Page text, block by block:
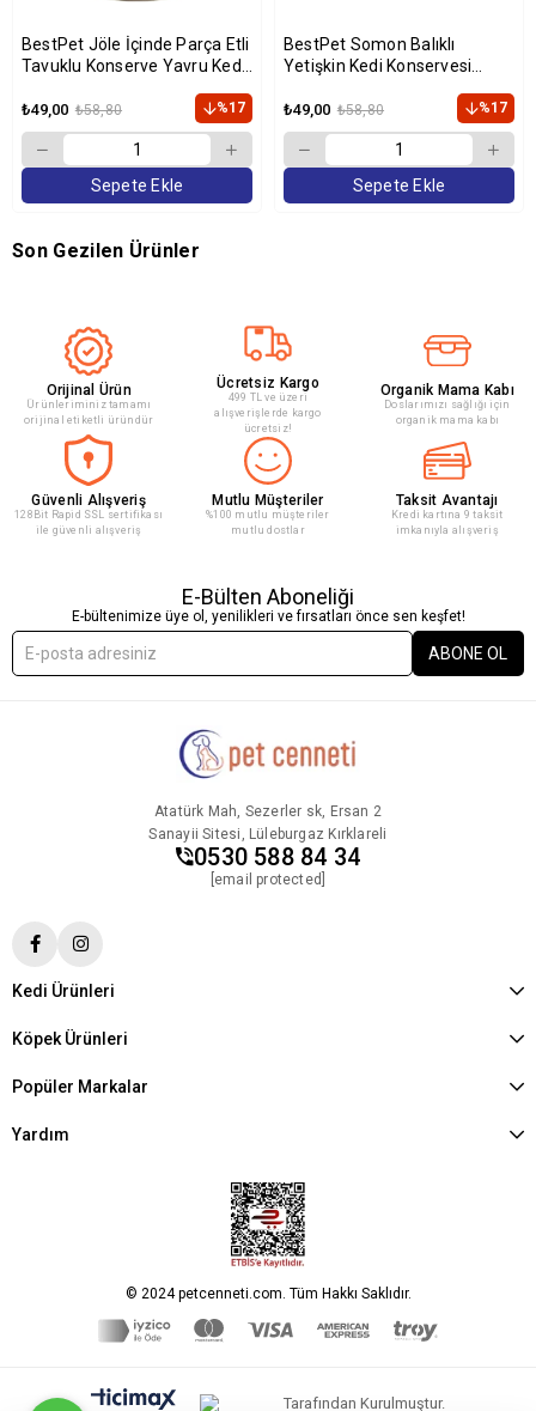
BestPet Jöle İçinde Parça Etli
Tavuklu Konserve Yavru Kedi
₺49,00 ₺58,80 %17
Sepete Ekle
BestPet Somon Balıklı
Yetişkin Kedi Konservesi
₺49,00 ₺58,80 %17
Sepete Ekle
Son Gezilen Ürünler
Orijinal Ürün
Ürünleriminiz tamamı
orijinal etiketli üründür
Ücretsiz Kargo
499 TL ve üzeri
alışverişlerde kargo
ücretsiz!
Organik Mama Kabı
Doslarımızı sağlığı için
organik mama kabı
Güvenli Alışveriş
128Bit Rapid SSL sertifikası
ile güvenli alışveriş
Mutlu Müşteriler
%100 mutlu müşteriler
mutlu dostlar
Taksit Avantajı
Kredi kartına 9 taksit
imkanıyla alışveriş
E-Bülten Aboneliği
E-bültenimize üye ol, yenilikleri ve fırsatları önce sen keşfet!
ABONE OL
Atatürk Mah, Sezerler sk, Ersan 2
Sanayii Sitesi, Lüleburgaz Kırklareli
0530 588 84 34
[email protected]
Kedi Ürünleri
Köpek Ürünleri
Popüler Markalar
Yardım
© 2024 petcenneti.com. Tüm Hakkı Saklıdır.
Tarafından Kurulmuştur.